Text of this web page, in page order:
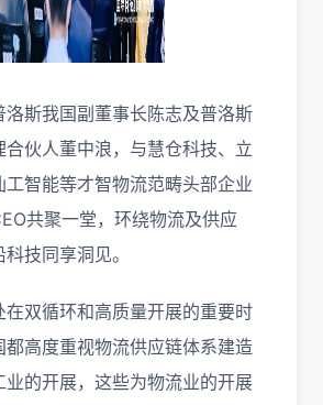
洛斯我国副董事长陈志及普洛斯
合伙人董中浪，与慧仓科技、立
工智能等才智物流范畴头部企业
共聚一堂，环绕物流及供应
技同享洞见。
在双循环和高质量开展的重要时
都高度重视物流供应链体系建造
业的开展，这些为物流业的开展